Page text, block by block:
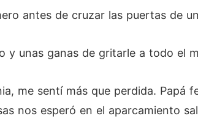
antes de cruzar las puertas de
y unas ganas de gritarle a todo el
me sentí más que perdida. Papá
nos esperó en el aparcamiento